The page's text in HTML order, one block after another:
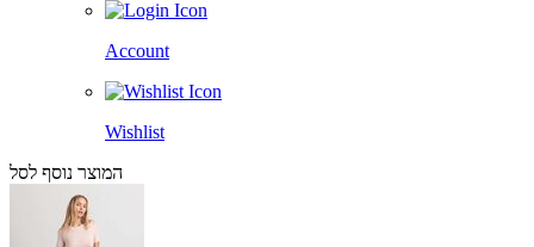
Account
Wishlist
המוצר נוסף לסל